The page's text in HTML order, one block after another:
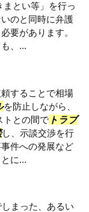
とい等」を行っ
のと同時に弁護
要があります。
、...
することで相場
を防止しながら、
トとの間で トラブ
し、示談交渉を行
件への発展など
に...
まった、あるい